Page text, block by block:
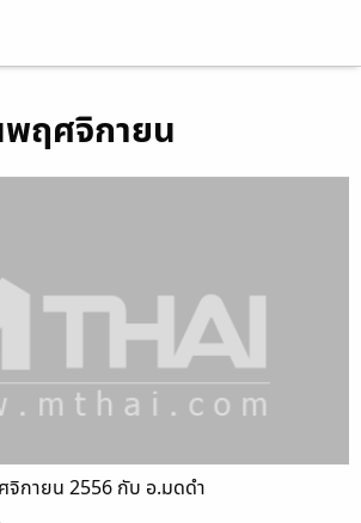
พฤศจิกายน
จิกายน 2556 กับ อ.มดดำ